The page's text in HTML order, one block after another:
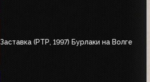
Заставка (РТР, 1997) Бурлаки на Волге